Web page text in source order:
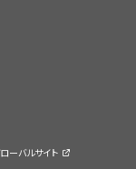
ーバルサイト